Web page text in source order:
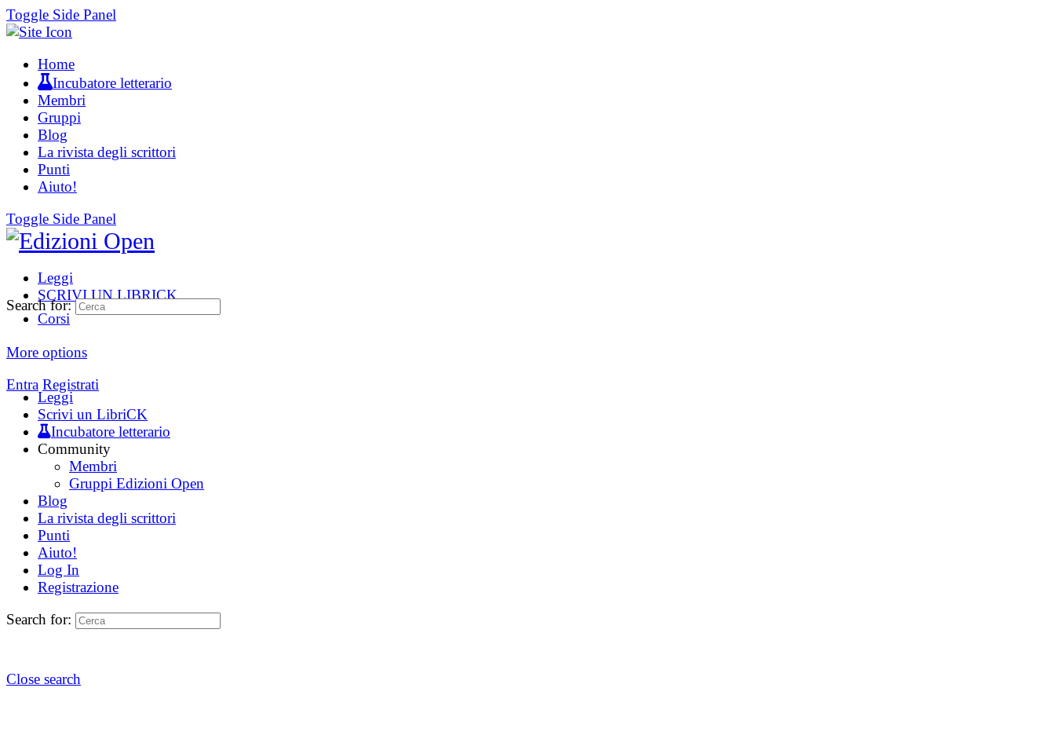
Toggle Side Panel
Home
Incubatore letterario
Membri
Gruppi
Blog
La rivista degli scrittori
Punti
Aiuto!
Toggle Side Panel
Leggi
SCRIVI UN LIBRICK
Corsi
More options
Entra Registrati
Search for:
Leggi
Scrivi un LibriCK
Incubatore letterario
Community
Membri
Gruppi Edizioni Open
Blog
La rivista degli scrittori
Punti
Aiuto!
Log In
Registrazione
Search for:
Close search